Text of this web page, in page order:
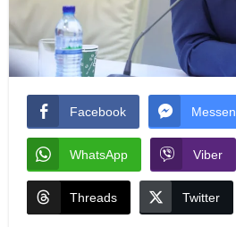
Facebook
WhatsApp Viber
Threads Twitter